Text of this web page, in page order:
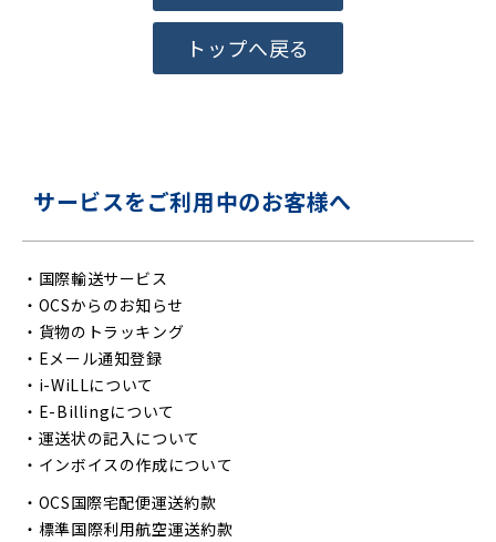
トップへ戻る
サービスをご利用中のお客様へ
・ 国際輸送サービス
・ OCSからのお知らせ
・ 貨物のトラッキング
・ Eメール通知登録
・ i-WiLLについて
・ E-Billingについて
・ 運送状の記入について
・ インボイスの作成について
・ OCS国際宅配便運送約款
・ 標準国際利用航空運送約款